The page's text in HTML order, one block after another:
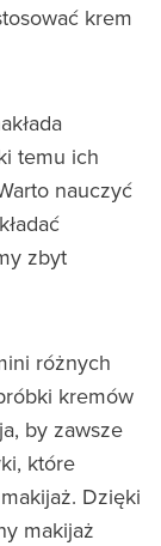
krem
temu ich
nauczyć
zbyt
różnych
kremów
by zawsze
które
Dzięki
makijaż